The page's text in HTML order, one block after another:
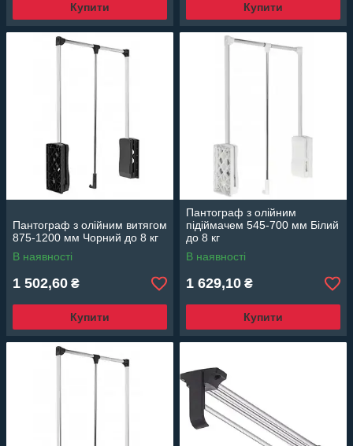
Купити Купити
Пантограф з олійним витягом
875-1200 мм Чорний до 8 кг
В наявності
1 502,60 ₴
Купити
Пантограф з олійним
підіймачем 545-700 мм Білий
до 8 кг
В наявності
1 629,10 ₴
Купити